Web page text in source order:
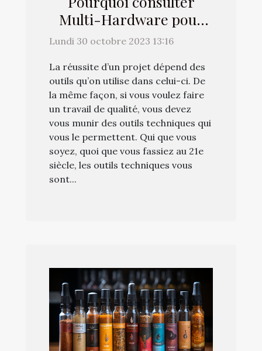
Multi-Hardware pour
vos achats de matériels
Lundi 30 octobre 2023 13:16
La réussite d’un projet dépend des
outils qu’on utilise dans celui-ci. De
la même façon, si vous voulez faire
un travail de qualité, vous devez
vous munir des outils techniques qui
vous le permettent. Qui que vous
soyez, quoi que vous fassiez au 21e
siècle, les outils techniques vous
sont...